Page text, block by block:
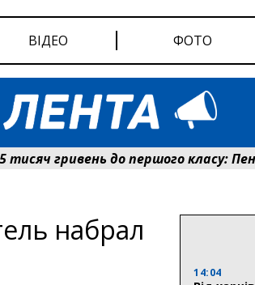
ВІДЕО ФОТО
гривень до першого класу:
набрал
14:04